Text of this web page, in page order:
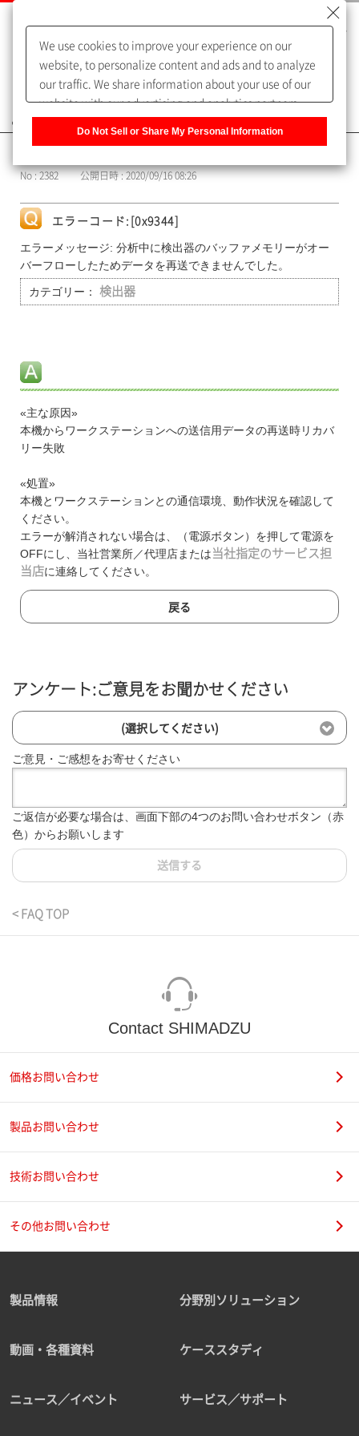
よくあるご質問（FAQ）
No : 2382 公開日時 : 2020/09/16 08:26
エラーコード:[0x9344]
エラーメッセージ: 分析中に検出器のバッファメモリーがオー
バーフローしたためデータを再送できませんでした。
カテゴリー： 検出器
«主な原因»
本機からワークステーションへの送信用データの再送時リカバ
リー失敗
«処置»
本機とワークステーションとの通信環境、動作状況を確認して
ください。
エラーが解消されない場合は、（電源ボタン）を押して電源を
OFFにし、当社営業所／代理店または 当社指定のサービス担
当店に連絡してください。
戻る
アンケート:ご意見をお聞かせください
(選択してください)
ご意見・ご感想をお寄せください
ご返信が必要な場合は、画面下部の4つのお問い合わせボタン（赤
色）からお願いします
送信する
< FAQ TOP
Contact SHIMADZU
価格お問い合わせ
製品お問い合わせ
技術お問い合わせ
その他お問い合わせ
製品情報 分野別ソリューション
動画・各種資料 ケーススタディ
ニュース／イベント サービス／サポート
We use cookies to improve your experience on our
website, to personalize content and ads and to analyze
our traffic. We share information about your use of our
website with our advertising and analytics partners,
of our sharing information about you with our partners.
Information] to customize your cookie settings on our
Do Not Sell or Share My Personal Information